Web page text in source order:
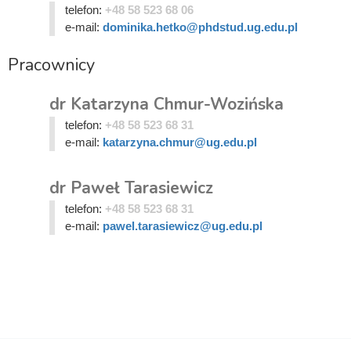
telefon: +48 58 523 68 06
e-mail: dominika.hetko@phdstud.ug.edu.pl
Pracownicy
dr Katarzyna Chmur-Wozińska
telefon: +48 58 523 68 31
e-mail: katarzyna.chmur@ug.edu.pl
dr Paweł Tarasiewicz
telefon: +48 58 523 68 31
e-mail: pawel.tarasiewicz@ug.edu.pl